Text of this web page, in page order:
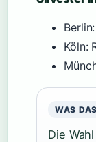
Köln:
WAS
Die